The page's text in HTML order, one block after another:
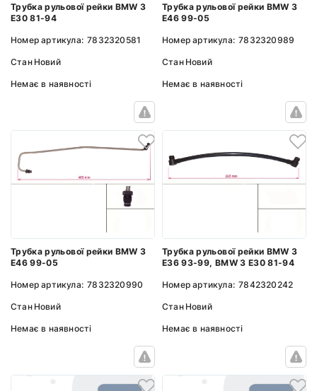
Трубка рульової рейки BMW 3
E30 81-94
Номер артикула: 7832320581
Стан Новий
Немає в наявності
Трубка рульової рейки BMW 3
E46 99-05
Номер артикула: 7832320989
Стан Новий
Немає в наявності
Трубка рульової рейки BMW 3
E46 99-05
Номер артикула: 7832320990
Стан Новий
Немає в наявності
Трубка рульової рейки BMW 3
E36 93-99, BMW 3 E30 81-94
Номер артикула: 7842320242
Стан Новий
Немає в наявності